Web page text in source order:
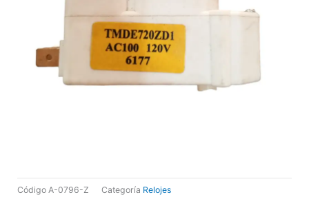
Código A-0796-Z Categoría Relojes